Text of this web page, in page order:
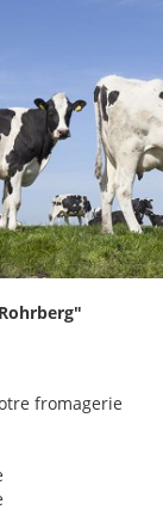
fromagerie